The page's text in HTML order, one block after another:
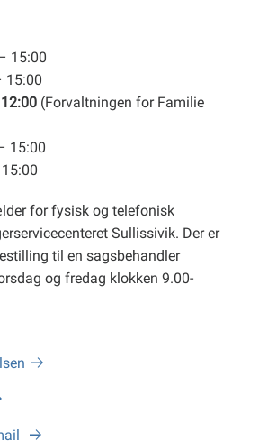
15:00
15:00
(Forvaltningen for Familie
15:00
for fysisk og telefonisk
Sullissivik. Der er
til en sagsbehandler
og fredag klokken 9.00-